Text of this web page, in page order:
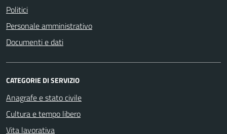
Politici
Personale amministrativo
Documenti e dati
CATEGORIE DI SERVIZIO
Anagrafe e stato civile
Cultura e tempo libero
Vita lavorativa